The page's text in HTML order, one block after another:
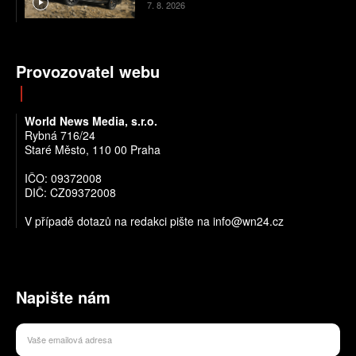
7. 8. 2026
Provozovatel webu
World News Media, s.r.o.
Rybná 716/24
Staré Město, 110 00 Praha
IČO: 09372008
DIČ: CZ09372008
V případě dotazů na redakci pište na info@wn24.cz
Napište nám